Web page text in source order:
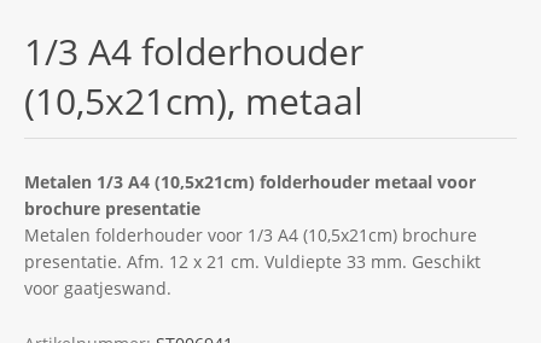
1/3 A4 folderhouder
(10,5x21cm), metaal
Metalen 1/3 A4 (10,5x21cm) folderhouder metaal voor
brochure presentatie
Metalen folderhouder voor 1/3 A4 (10,5x21cm) brochure
presentatie. Afm. 12 x 21 cm. Vuldiepte 33 mm. Geschikt
voor gaatjeswand.